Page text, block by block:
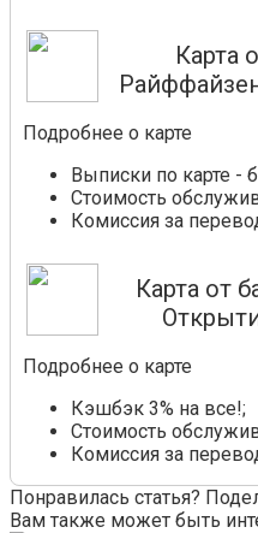
Карта
Подробнее о карте
Выписки по карте -
Стоимость
Комиссия за
Карта от
Подробнее о карте
Кэшбэк 3% на все!;
Стоимость
Комиссия за
Понравилась статья?
Вам также может быть